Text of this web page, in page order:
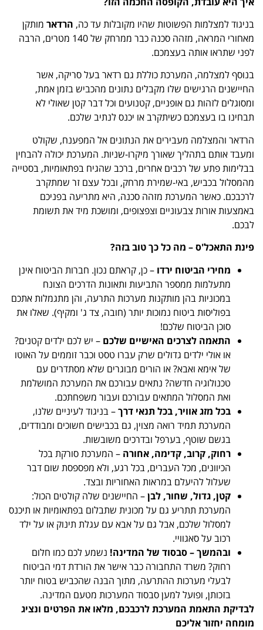
בניגוד למצלמות הפשוטות שהיו מקובלות עד כה, הרדאר מותקן
מאחורי המראה, מזהה סכנה כבר ממרחק של 140 מטרים, הרבה
לפני שתראו אותה בעצמכם.
בנוסף למצלמה, המערכת כוללת גם רדאר בעל סריקה, אשר
החיישנים הרגישים שלו מקבלים נתונים מהכביש בזמן אמת,
ומסוגלים לזהות גם אופניים, קטנועים וכל דבר קטן שאולי לא
תבחינו בו בעצמכם כשיתקרב או יכנס לנתיב שלכם.
הרדאר והמצלמה מעבירים את הנתונים אל המפענח, שקולט
ומעבד אותם בתהליך שאורך מיקרו-שניות. המערכת יכולה להבחין
בבלימות פתע של רכבים אחרים, ברכב שהגיח בפתאומיות, בסטייה
מהמסלול בכביש, באי-שמירת מרחק, ובכל עצם זר שמתקרב
לרכבכם. כאשר המערכת מזהה סכנה, היא מתריעה בפניכם
באמצעות אורות צבעוניים וצפצופים, ומושכת מיד את תשומת
לבכם.
פינת התאכל'ס – מה כל כך טוב בזה?
מחירי הביטוח ירדו – כן, קראתם נכון. חברות הביטוח אינן
מתעלמות ממספר התביעות ותאונות הדרכים הצונח
במכוניות בהן מותקנות מערכות התרעה, והן מתגמלות אתכם
בפוליסות ביטוח נמוכות יותר (חובה, צד ג' ומקיף). שאלו את
סוכן הביטוח שלכם!
התאמה לצרכים האישיים שלכם – יש לכם ילדים קטנים?
או אולי ילדים גדולים שרק עברו טסט וכבר זוממים על האוטו
של אימא ואבא? או הורים מבוגרים שלא מסתדרים עם
טכנולוגיה חדשה? נתאים עבורכם את המערכת המושלמת
ואת המסלול המתאים עבורכם ועבור משפחתכם.
בכל מזג אוויר, בכל תנאי דרך– בניגוד לעיניים שלנו,
המערכת תמיד רואה מצוין, גם בכבישים חשוכים ומבודדים,
בגשם שוטף, בערפל ובדרכים משובשות.
רחוק, קרוב, קדימה, אחורה – המערכת סורקת בכל
הכיוונים, מכל העברים, בכל רגע, ולא מפספסת שום דבר
שעלול להיעלם במראות האחוריות ובצד.
קטן, גדול, שחור, לבן– החיישנים שלה קולטים הכול:
המערכת תתריע גם על מכונית שתבלום בפתאומיות או תיכנס
למסלול שלכם, אבל גם על אבא עם עגלת תינוק או על ילד
רכוב על סאגוויי.
ובהמשך – סבסוד של המדינה! נשמע לכם כמו חלום
רחוק? משרד התחבורה כבר אישר את הורדת דמי הביטוח
לבעלי מערכות ההתרעה, מתוך הבנה שהכביש בטוח יותר
בזכותן, ופועל למען סבסוד המערכות מטעם המדינה.
לבדיקת התאמת המערכת לרכבכם, מלאו את הפרטים ונציג
מומחה יחזור אליכם